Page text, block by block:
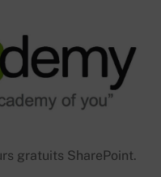
gratuits SharePoint.